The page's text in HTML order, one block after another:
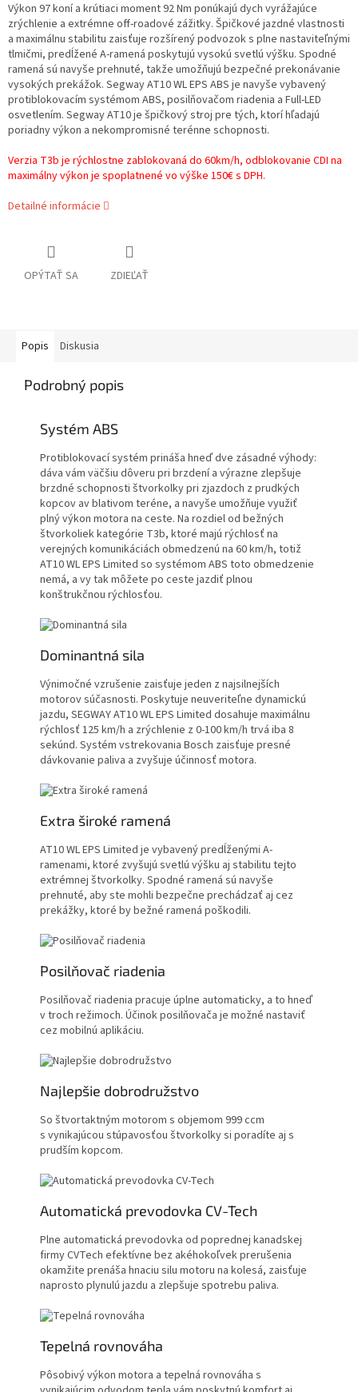
Výkon 97 koní a krútiaci moment 92 Nm ponúkajú dych vyrážajúce
zrýchlenie a extrémne off-roadové zážitky. Špičkové jazdné vlastnosti
a maximálnu stabilitu zaisťuje rozšírený podvozok s plne nastaviteľnými
tlmičmi, predĺžené A-ramená poskytujú vysokú svetlú výšku. Spodné
ramená sú navyše prehnuté, takže umožňujú bezpečné prekonávanie
vysokých prekážok. Segway AT10 WL EPS ABS je navyše vybavený
protiblokovacím systémom ABS, posilňovačom riadenia a Full-LED
osvetlením. Segway AT10 je špičkový stroj pre tých, ktorí hľadajú
poriadny výkon a nekompromisné terénne schopnosti.
Verzia T3b je rýchlostne zablokovaná do 60km/h, odblokovanie CDI na
maximálny výkon je spoplatnené vo výške 150€ s DPH.
Detailné informácie
OPÝTAŤ SA ZDIEĽAŤ
Popis Diskusia
Podrobný popis
Systém ABS
Protiblokovací systém prináša hneď dve zásadné výhody:
dáva vám väčšiu dôveru pri brzdení a výrazne zlepšuje
brzdné schopnosti štvorkolky pri zjazdoch z prudkých
kopcov av blativom teréne, a navyše umožňuje využiť
plný výkon motora na ceste. Na rozdiel od bežných
štvorkoliek kategórie T3b, ktoré majú rýchlosť na
verejných komunikáciách obmedzenú na 60 km/h, totiž
AT10 WL EPS Limited so systémom ABS toto obmedzenie
nemá, a vy tak môžete po ceste jazdiť plnou
konštrukčnou rýchlosťou.
Dominantná sila
Výnimočné vzrušenie zaisťuje jeden z najsilnejších
motorov súčasnosti. Poskytuje neuveriteľne dynamickú
jazdu, SEGWAY AT10 WL EPS Limited dosahuje maximálnu
rýchlosť 125 km/h a zrýchlenie z 0-100 km/h trvá iba 8
sekúnd. Systém vstrekovania Bosch zaisťuje presné
dávkovanie paliva a zvyšuje účinnosť motora.
Extra široké ramená
AT10 WL EPS Limited je vybavený predĺženými A-
ramenami, ktoré zvyšujú svetlú výšku aj stabilitu tejto
extrémnej štvorkolky. Spodné ramená sú navyše
prehnuté, aby ste mohli bezpečne prechádzať aj cez
prekážky, ktoré by bežné ramená poškodili.
Posilňovač riadenia
Posilňovač riadenia pracuje úplne automaticky, a to hneď
v troch režimoch. Účinok posilňovača je možné nastaviť
cez mobilnú aplikáciu.
Najlepšie dobrodružstvo
So štvortaktným motorom s objemom 999 ccm
s vynikajúcou stúpavosťou štvorkolky si poradíte aj s
prudším kopcom.
Automatická prevodovka CV-Tech
Plne automatická prevodovka od poprednej kanadskej
firmy CVTech efektívne bez akéhokoľvek prerušenia
okamžite prenáša hnaciu silu motoru na kolesá, zaisťuje
naprosto plynulú jazdu a zlepšuje spotrebu paliva.
Tepelná rovnováha
Pôsobivý výkon motora a tepelná rovnováha s